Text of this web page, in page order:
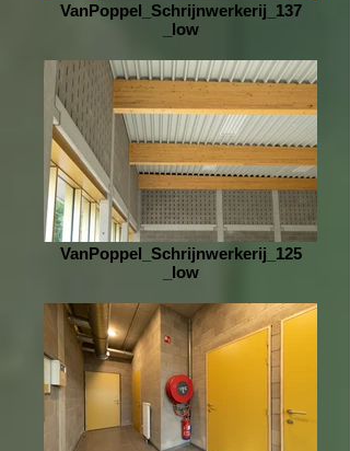
VanPoppel_Schrijnwerkerij_137
_low
VanPoppel_Schrijnwerkerij_125
_low